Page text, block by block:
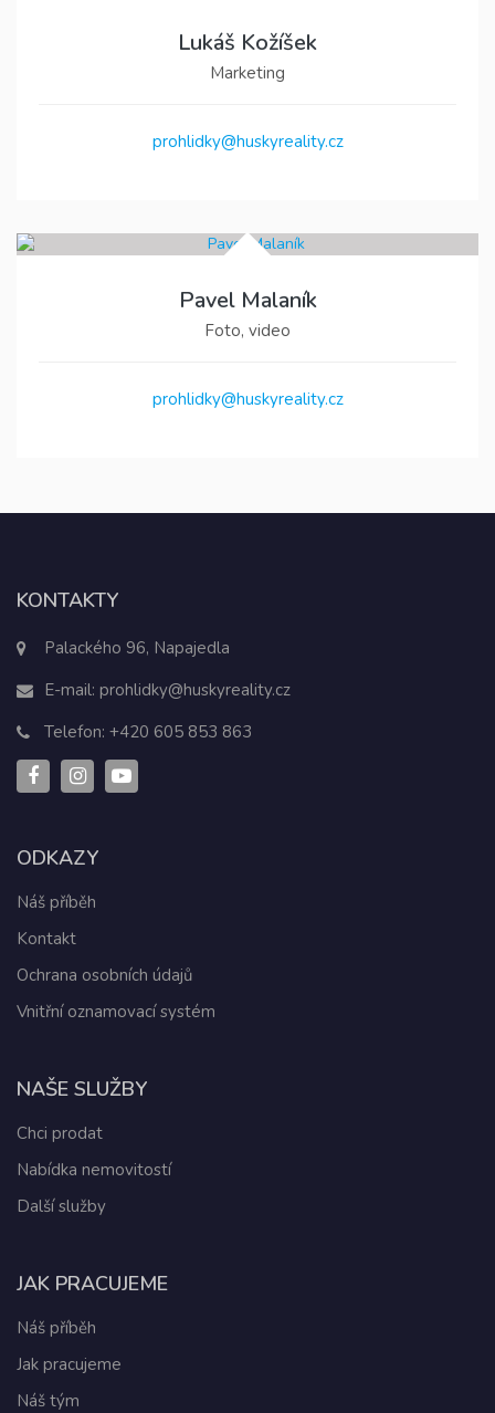
Lukáš Kožíšek
Marketing
prohlidky@huskyreality.cz
Pavel Malaník
Foto, video
prohlidky@huskyreality.cz
KONTAKTY
Palackého 96, Napajedla
E-mail: prohlidky@huskyreality.cz
Telefon: +420 605 853 863
ODKAZY
Náš příběh
Kontakt
Ochrana osobních údajů
Vnitřní oznamovací systém
NAŠE SLUŽBY
Chci prodat
Nabídka nemovitostí
Další služby
JAK PRACUJEME
Náš příběh
Jak pracujeme
Náš tým